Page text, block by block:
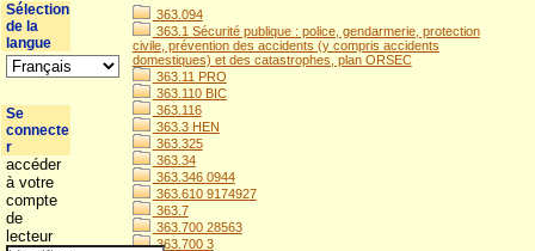
363.094
363.1 Sécurité publique : police, gendarmerie, protection
civile, prévention des accidents (y compris accidents
domestiques) et des catastrophes, plan ORSEC
363.11 PRO
363.110 BIC
363.116
363.3 HEN
363.325
363.34
363.346 0944
363.610 9174927
363.7
363.700 28563
363.700 3
Sélection
de la
langue
Se
connecte
r
accéder
à votre
compte
de
lecteur